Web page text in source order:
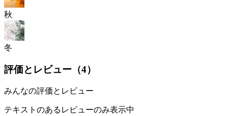
秋
冬
評価とレビュー（4）
みんなの評価とレビュー
テキストのあるレビューのみ表示中